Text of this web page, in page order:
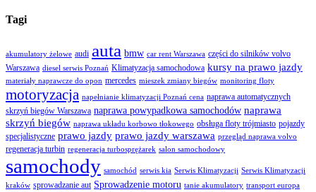
Tagi
akumulatory żelowe audi auta bmw car rent Warszawa części do silników volvo
Warszawa diesel serwis Poznań Klimatyzacja samochodowa kursy na prawo jazdy
materiały naprawcze do opon mercedes mieszek zmiany biegów monitoring floty
motoryzacja napełnianie klimatyzacji Poznań cena naprawa automatycznych
skrzyń biegów Warszawa naprawa powypadkowa samochodów naprawa
skrzyń biegów naprawa układu korbowo tłokowego obsługa floty trójmiasto pojazdy
specjalistyczne prawo jazdy prawo jazdy warszawa przegląd naprawa volvo
regeneracja turbin regeneracja turbosprężarek salon samochodowy
samochody samochód serwis kia Serwis Klimatyzacji Serwis Klimatyzacji
kraków sprowadzanie aut Sprowadzenie motoru tanie akumulatory transport europa